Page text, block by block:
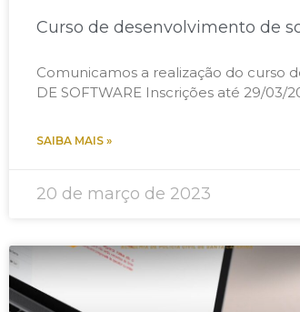
Curso de desenvolvimento de
Comunicamos a realização do curso
DE SOFTWARE Inscrições até 29/03/
SAIBA MAIS »
20 de março de 2023